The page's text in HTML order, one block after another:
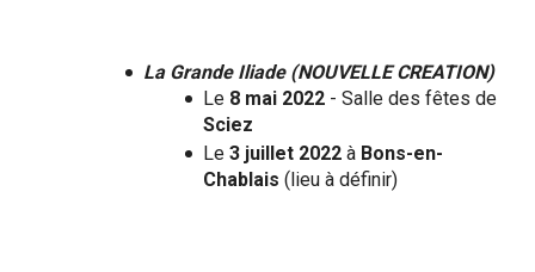
La Grande Iliade (NOUVELLE CREATION)
Le 8 mai 2022 - Salle des fêtes de
Sciez
Le 3 juillet 2022 à Bons-en-
Chablais (lieu à définir)